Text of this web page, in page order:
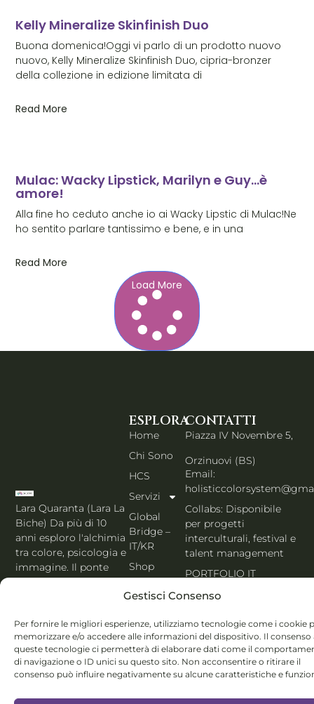
Gestisci Consenso
Per fornire le migliori esperienze, utilizziamo tecnologie come i cookie
memorizzare e/o accedere alle informazioni del dispositivo. Il consenso
queste tecnologie ci permetterà di elaborare dati come il
di navigazione o ID unici su questo sito. Non acconsentire o ritirare il
consenso può influire negativamente su alcune caratteristiche e
Kelly Mineralize Skinfinish Duo
Buona domenica!Oggi vi parlo di un prodotto nuovo
nuovo, Kelly Mineralize Skinfinish Duo, cipria-bronzer
della collezione in edizione limitata di
Read More
Mulac: Wacky Lipstick, Marilyn e Guy…è
amore!
Alla fine ho ceduto anche io ai Wacky Lipstic di Mulac!Ne
ho sentito parlare tantissimo e bene, e in una
Read More
Load More
Lara Quaranta (Lara La
Biche) Da più di 10
anni esploro l'alchimia
tra colore, psicologia e
immagine. Il ponte
che unisce l'estetica di
MBTI, Enneagramma &
Holistic Color
System®.
ESPLORA
Home
Chi Sono
HCS
Servizi
Global
Bridge –
IT/KR
Shop
Italiano
CONTATTI
Piazza IV Novembre 5,
Orzinuovi (BS)
Email:
Collabs: Disponibile
per progetti
interculturali, festival e
talent management
PORTFOLIO IT